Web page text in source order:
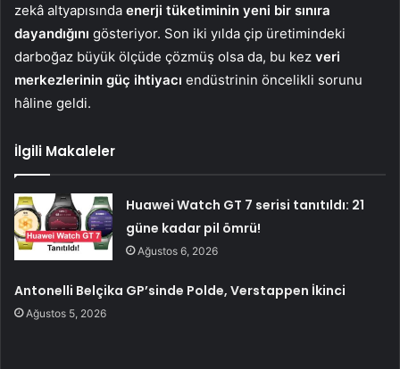
zekâ altyapısında enerji tüketiminin yeni bir sınıra
dayandığını gösteriyor. Son iki yılda çip üretimindeki
darboğaz büyük ölçüde çözmüş olsa da, bu kez veri
merkezlerinin güç ihtiyacı endüstrinin öncelikli sorunu
hâline geldi.
İlgili Makaleler
Huawei Watch GT 7 serisi tanıtıldı: 21
güne kadar pil ömrü!
Ağustos 6, 2026
Antonelli Belçika GP’sinde Polde, Verstappen İkinci
Ağustos 5, 2026